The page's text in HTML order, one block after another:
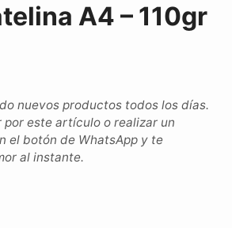
A4 – 110gr
nuevos productos todos los días.
por este artículo o realizar un
el botón de WhatsApp y te
al instante.